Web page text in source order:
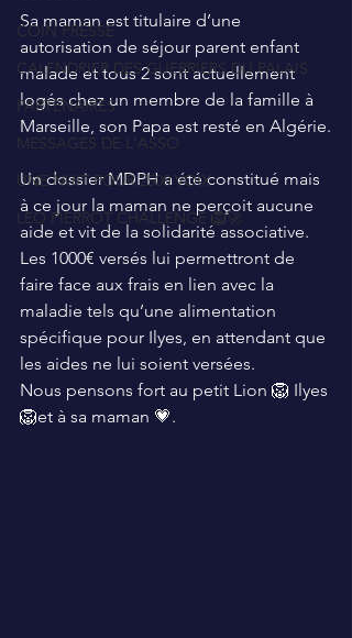
COIN PRESSE
CALENDRIER DES GUERRIERS DU PALAIS
PARTENAIRES
MESSAGES DE L'ASSO
UNE NUIT POUR 2500 VOIX
LEO PIERROT CHALLENGE 🦁🚀
Sa maman est titulaire d’une
autorisation de séjour parent enfant
malade et tous 2 sont actuellement
logés chez un membre de la famille à
Marseille, son Papa est resté en Algérie.
Un dossier MDPH a été constitué mais
à ce jour la maman ne perçoit aucune
aide et vit de la solidarité associative.
Les 1000€ versés lui permettront de
faire face aux frais en lien avec la
maladie tels qu’une alimentation
spécifique pour Ilyes, en attendant que
les aides ne lui soient versées.
Nous pensons fort au petit Lion 🦁 Ilyes
🦁et à sa maman 💗.